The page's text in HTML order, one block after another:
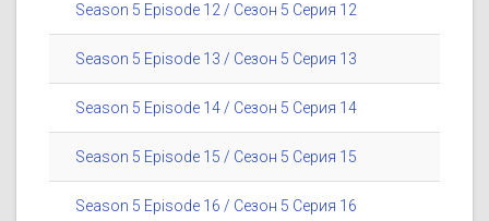
Season 5 Episode 12 / Сезон 5 Серия 12
Season 5 Episode 13 / Сезон 5 Серия 13
Season 5 Episode 14 / Сезон 5 Серия 14
Season 5 Episode 15 / Сезон 5 Серия 15
Season 5 Episode 16 / Сезон 5 Серия 16